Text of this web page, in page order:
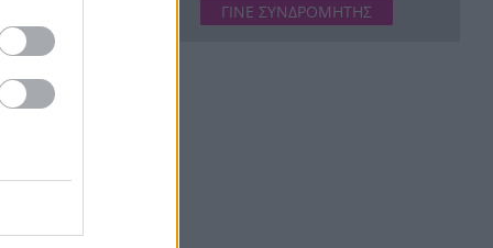
της
θα
κατάστημα, εκκενώνεται
ΓΙΝΕ ΣΥΝΔΡΟΜΗΤΗΣ